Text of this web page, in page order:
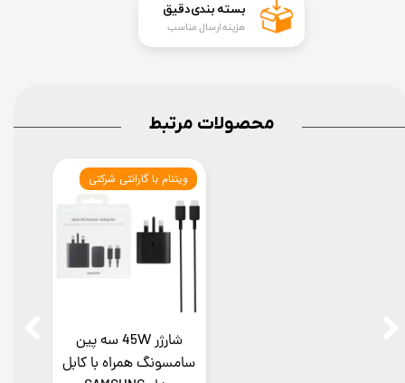
​بسته بندی دقیق​​​​​​​
هزینه ارسال مناسب
شارژر 45W سه پین
سامسونگ همراه با کابل
ویتنام با گارانتی شرکتی
محصولات مرتبط